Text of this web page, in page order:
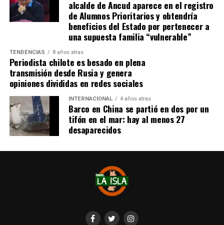
realizarlo «a mediados de junio».
Cabe destacar que, pese a que se logró reunir el dinero y,
por ende, la meta se cumplió, continúan circulando por
redes sociales, eventos a beneficios de Tomás Ross.
¿Como ayudar?
Instagram, Dante_contra_duchenne
Fernando Jara (padre)
19.968.680-1
Banco Falabella, cuenta corriente
11510154944
fernandokine1998@gmail.com
alcalde de Ancud aparece en el registro
de Alumnos Prioritarios y obtendría
beneficios del Estado por pertenecer a
una supuesta familia “vulnerable”
TENDENCIAS 8 años atras
Periodista chilote es besado en plena
transmisión desde Rusia y genera
opiniones divididas en redes sociales
INTERNACIONAL 4 años atras
Barco en China se partió en dos por un
tifón en el mar: hay al menos 27
desaparecidos